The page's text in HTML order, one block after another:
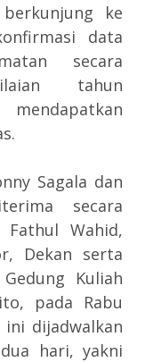
ke
data
secara
tahun
Sagala dan
secara
Wahid,
Dekan serta
Kuliah
pada Rabu
ini dijadwalkan
hari, yakni